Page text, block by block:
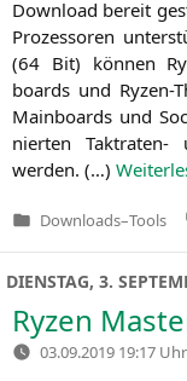
Down­load bereit
Pro­zes­so­ren
(64 Bit) kön­nen
boards und Ryzen-
Main­boards und
nier­ten Takt­ra­ten-
wer­den. (…)
Veröffentlicht
Downloads–Tools
DIENSTAG, 3.
Ryzen
03.09.2019 19:17 Uhr